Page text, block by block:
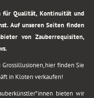
für Qualität, Kontinuität und
Auf unseren Seiten finden
von Zauberrequisiten,
hier finden Sie
in Kloten verkaufen!
bieten wir